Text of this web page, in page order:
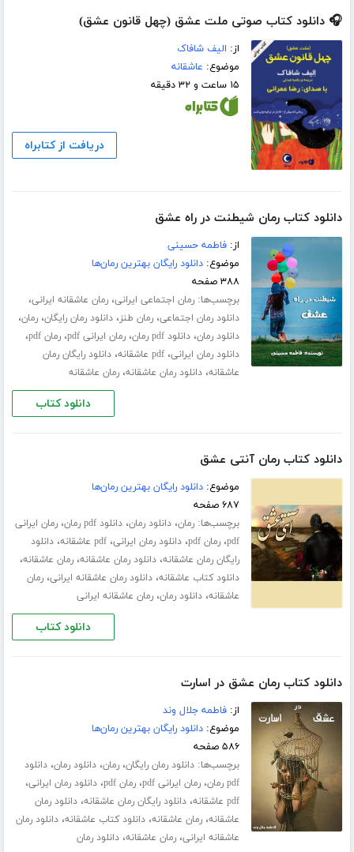
🎧 دانلود کتاب صوتی ملت عشق (چهل قانون عشق)
از: الیف شافاک
موضوع: عاشقانه
۱۵ ساعت و ۳۲ دقیقه
دریافت از کتابراه
دانلود کتاب رمان شیطنت در راه عشق
از:فاطمه حسینی
موضوع:دانلود رایگان بهترین رمان‌ها
۳۸۸ صفحه
برچسب‌ها:رمان اجتماعی ایرانی،رمان عاشقانه ایرانی،
دانلود رمان اجتماعی،رمان طنز،دانلود رمان رایگان،رمان،
دانلود رمان،دانلود pdf رمان ،رمان ایرانی pdf ،رمان pdf ،
دانلود رمان ایرانی،pdf عاشقانه ،دانلود رایگان رمان
عاشقانه،دانلود رمان عاشقانه،رمان عاشقانه
دانلود کتاب
دانلود کتاب رمان آنتی عشق
موضوع:دانلود رایگان بهترین رمان‌ها
۶۸۷ صفحه
برچسب‌ها:رمان،دانلود رمان،دانلود pdf رمان ،رمان ایرانی
pdf،رمان pdf ،دانلود رمان ایرانی،pdf عاشقانه ،دانلود
رایگان رمان عاشقانه،دانلود رمان عاشقانه،رمان عاشقانه،
دانلود کتاب عاشقانه،دانلود رمان عاشقانه ایرانی،رمان
عاشقانه،دانلود رمان،رمان عاشقانه ایرانی
دانلود کتاب
دانلود کتاب رمان عشق در اسارت
از:فاطمه جلال‌ وند
موضوع:دانلود رایگان بهترین رمان‌ها
۵۸۶ صفحه
برچسب‌ها:دانلود رمان رایگان،رمان،دانلود رمان،دانلود
pdf رمان
،رمان ایرانی pdf ،رمان pdf ،دانلود رمان ایرانی،
pdf عاشقانه ،دانلود رایگان رمان عاشقانه،دانلود رمان
عاشقانه،رمان عاشقانه،دانلود کتاب عاشقانه،دانلود رمان
عاشقانه ایرانی،رمان عاشقانه،دانلود رمان